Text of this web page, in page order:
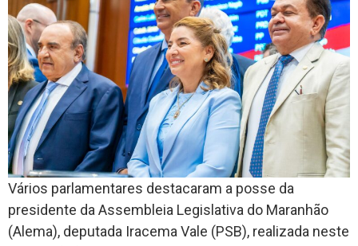
Vários parlamentares destacaram a posse da
presidente da Assembleia Legislativa do Maranhão
(Alema), deputada Iracema Vale (PSB), realizada neste